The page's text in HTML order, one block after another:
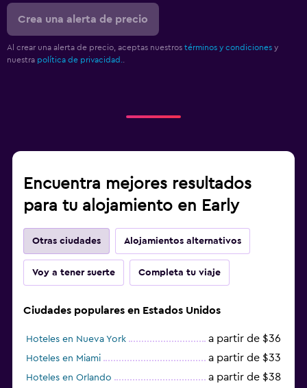
Crea una alerta de precio
Al crear una alerta de precio, aceptas nuestros términos y condiciones y
nuestra política de privacidad.
Encuentra mejores resultados
para tu alojamiento en Early
Otras ciudades Alojamientos alternativos
Voy a tener suerte Completa tu viaje
Ciudades populares en Estados Unidos
Hoteles en Nueva York a partir de $36
Hoteles en Miami a partir de $33
Hoteles en Orlando a partir de $38